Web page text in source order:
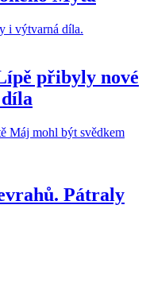
přibyly nové
Pátraly